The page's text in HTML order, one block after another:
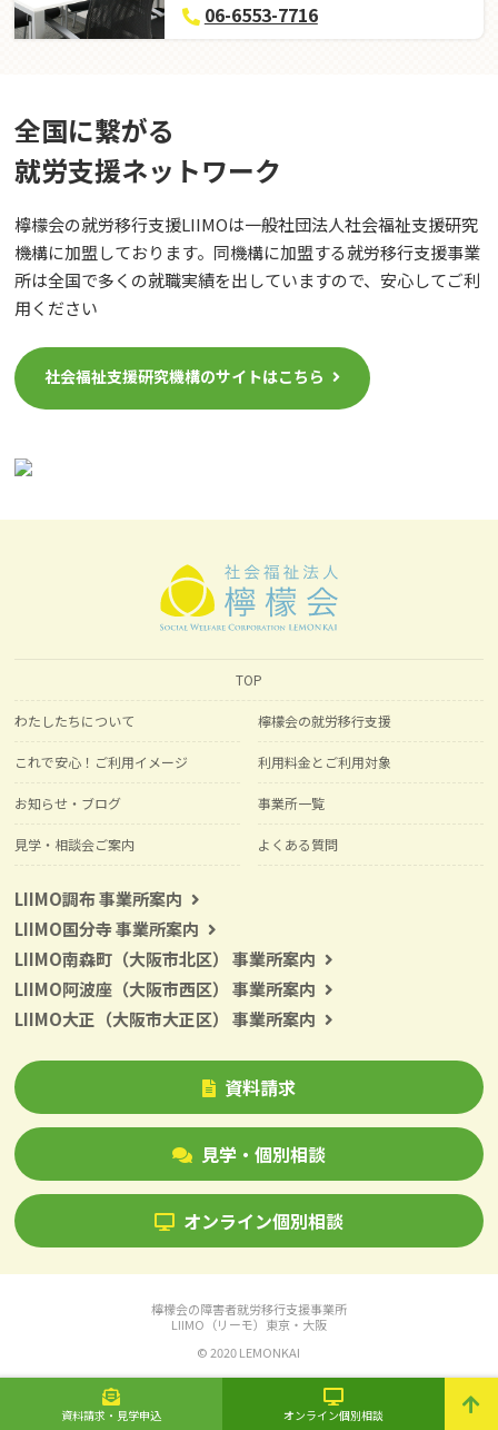
06-6553-7716
全国に繋がる
就労⽀援ネットワーク
檸檬会の就労移行支援LIIMOは一般社団法人社会福祉支援研究
機構に加盟しております。同機構に加盟する就労移行支援事業
所は全国で多くの就職実績を出していますので、安心してご利
用ください
社会福祉支援研究機構のサイトはこちら
TOP
わたしたちについて 檸檬会の就労移行支援
これで安心！ご利用イメージ 利用料金とご利用対象
お知らせ・ブログ 事業所一覧
見学・相談会ご案内 よくある質問
LIIMO調布 事業所案内
LIIMO国分寺 事業所案内
LIIMO南森町（大阪市北区） 事業所案内
LIIMO阿波座（大阪市西区） 事業所案内
LIIMO大正（大阪市大正区） 事業所案内
資料請求
見学・個別相談
オンライン個別相談
檸檬会の障害者就労移行支援事業所
LIIMO（リーモ）東京・大阪
© 2020 LEMONKAI
資料請求・見学申込 オンライン個別相談